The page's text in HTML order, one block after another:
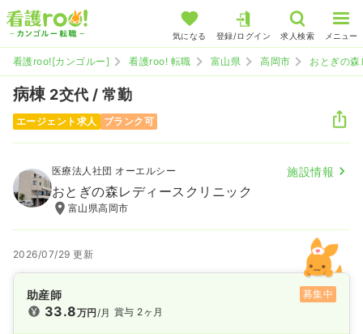
気になる 登録/ログイン 求人検索 メニュー
看護roo![カンゴルー] 看護roo! 転職 富山県 高岡市 おとぎの
病棟 2交代 / 常勤
エージェント求人 ブランク可
医療法人社団 オーエルシー 施設情報
おとぎの森レディースクリニック
富山県高岡市
2026/07/29 更新
助産師 募集中
33.8万円/月 賞与 2ヶ月